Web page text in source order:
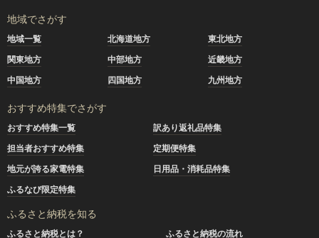
地域でさがす
地域一覧 北海道地方
東北地方
関東地方
中部地方
近畿地方
中国地方
四国地方 九州地方
おすすめ特集でさがす
おすすめ特集一覧
訳あり返礼品特集
担当者おすすめ特集
定期便特集
地元が誇る家電特集
日用品・消耗品特集
ふるなび限定特集
ふるさと納税を知る
ふるさと納税とは？
ふるさと納税の流れ